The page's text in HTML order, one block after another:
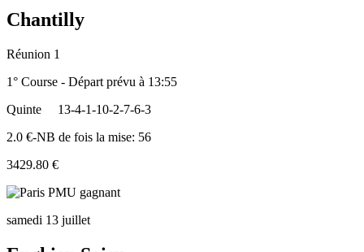
Chantilly
Réunion 1
1° Course - Départ prévu à 13:55
Quinte
13-4-1-10-2-7-6-3
2.0 €-NB de fois la mise: 56
3429.80 €
samedi 13 juillet